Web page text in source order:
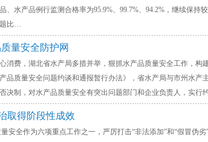
、水产品例行监测合格率为95.9%、99.7%、94.2%，继续
题比…
量安全防护网
费，湖北省水产局多措并举，狠抓水产品质量安全工作，
品质量安全问题约谈和通报暂行办法》，省水产局与市州水
决制，对水产品质量安全有突出问题部门和企业负责人，实行
取得阶段性成效
全作为六项重点工作之一，严厉打击“非法添加”和“假冒伪劣